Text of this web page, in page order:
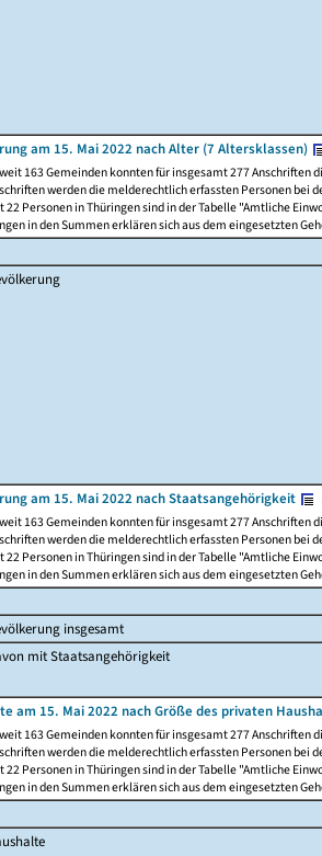
am 15. Mai 2022 nach Alter (7 Altersklassen)
163 Gemeinden konnten für insgesamt 277
werden die melderechtlich erfassten Personen bei
22 Personen in Thüringen sind in der Tabelle "Amtliche
in den Summen erklären sich aus dem eingesetzten
am 15. Mai 2022 nach Staatsangehörigkeit
163 Gemeinden konnten für insgesamt 277
werden die melderechtlich erfassten Personen bei
22 Personen in Thüringen sind in der Tabelle "Amtliche
in den Summen erklären sich aus dem eingesetzten
insgesamt
mit Staatsangehörigkeit
am 15. Mai 2022 nach Größe des privaten
163 Gemeinden konnten für insgesamt 277
werden die melderechtlich erfassten Personen bei
22 Personen in Thüringen sind in der Tabelle "Amtliche
in den Summen erklären sich aus dem eingesetzten